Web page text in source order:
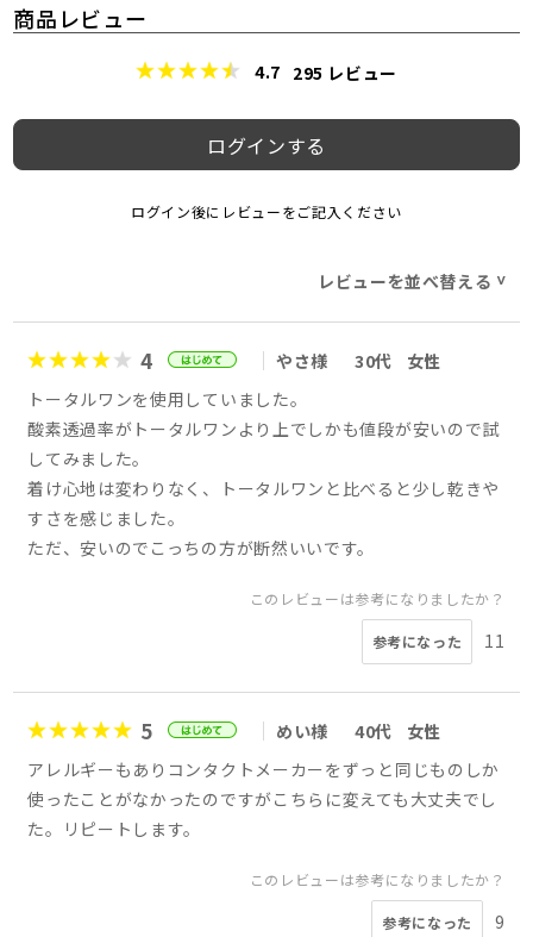
商品レビュー
4.7 295 レビュー
ログインする
ログイン後にレビューをご記入ください
レビューを並べ替える >
4 やさ様 30代
女性
トータルワンを使用していました。
酸素透過率がトータルワンより上でしかも値段が安いので試
してみました。
着け心地は変わりなく、トータルワンと比べると少し乾きや
すさを感じました。
ただ、安いのでこっちの方が断然いいです。
このレビューは参考になりましたか？
参考になった 11
5 めい様 40代
女性
アレルギーもありコンタクトメーカーをずっと同じものしか
使ったことがなかったのですがこちらに変えても大丈夫でし
た。リピートします。
このレビューは参考になりましたか？
参考になった 9